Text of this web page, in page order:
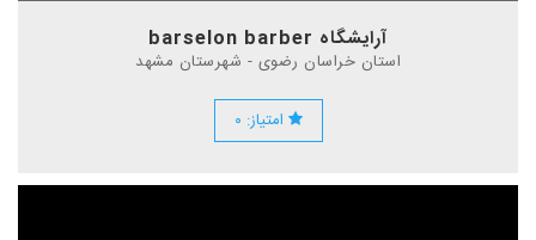
آرایشگاه barselon barber
استان خراسان رضوی - شهرستان مشهد
امتیاز: ۰